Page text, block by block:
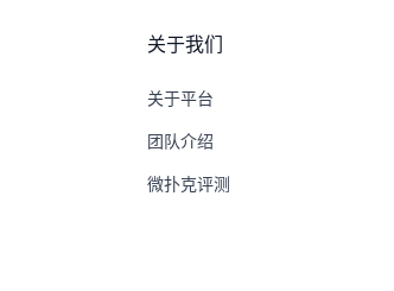
关于我们
关于平台
团队介绍
微扑克评测